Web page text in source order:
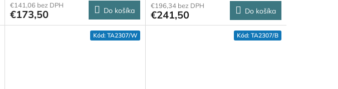
€141,06 bez DPH
€173,50 Do košíka
€196,34 bez DPH
€241,50 Do košíka
Kód: TA2307/W Kód: TA2307/B